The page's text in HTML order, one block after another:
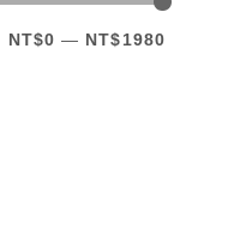
NT$0 — NT$1980